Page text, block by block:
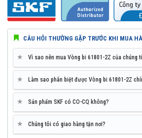
hàng triệu khách hàng khắp nơi trên toàn thế
CÂU HỎI THƯỜNG GẶP TRƯỚC KHI MUA
★ Vì sao nên mua Vòng bi 61801-2Z của chúng
★ Làm sao phân biệt được Vòng bi 61801-2Z
★ Sản phẩm SKF có CO-CQ không?
★ Chúng tôi có giao hàng tận nơi?